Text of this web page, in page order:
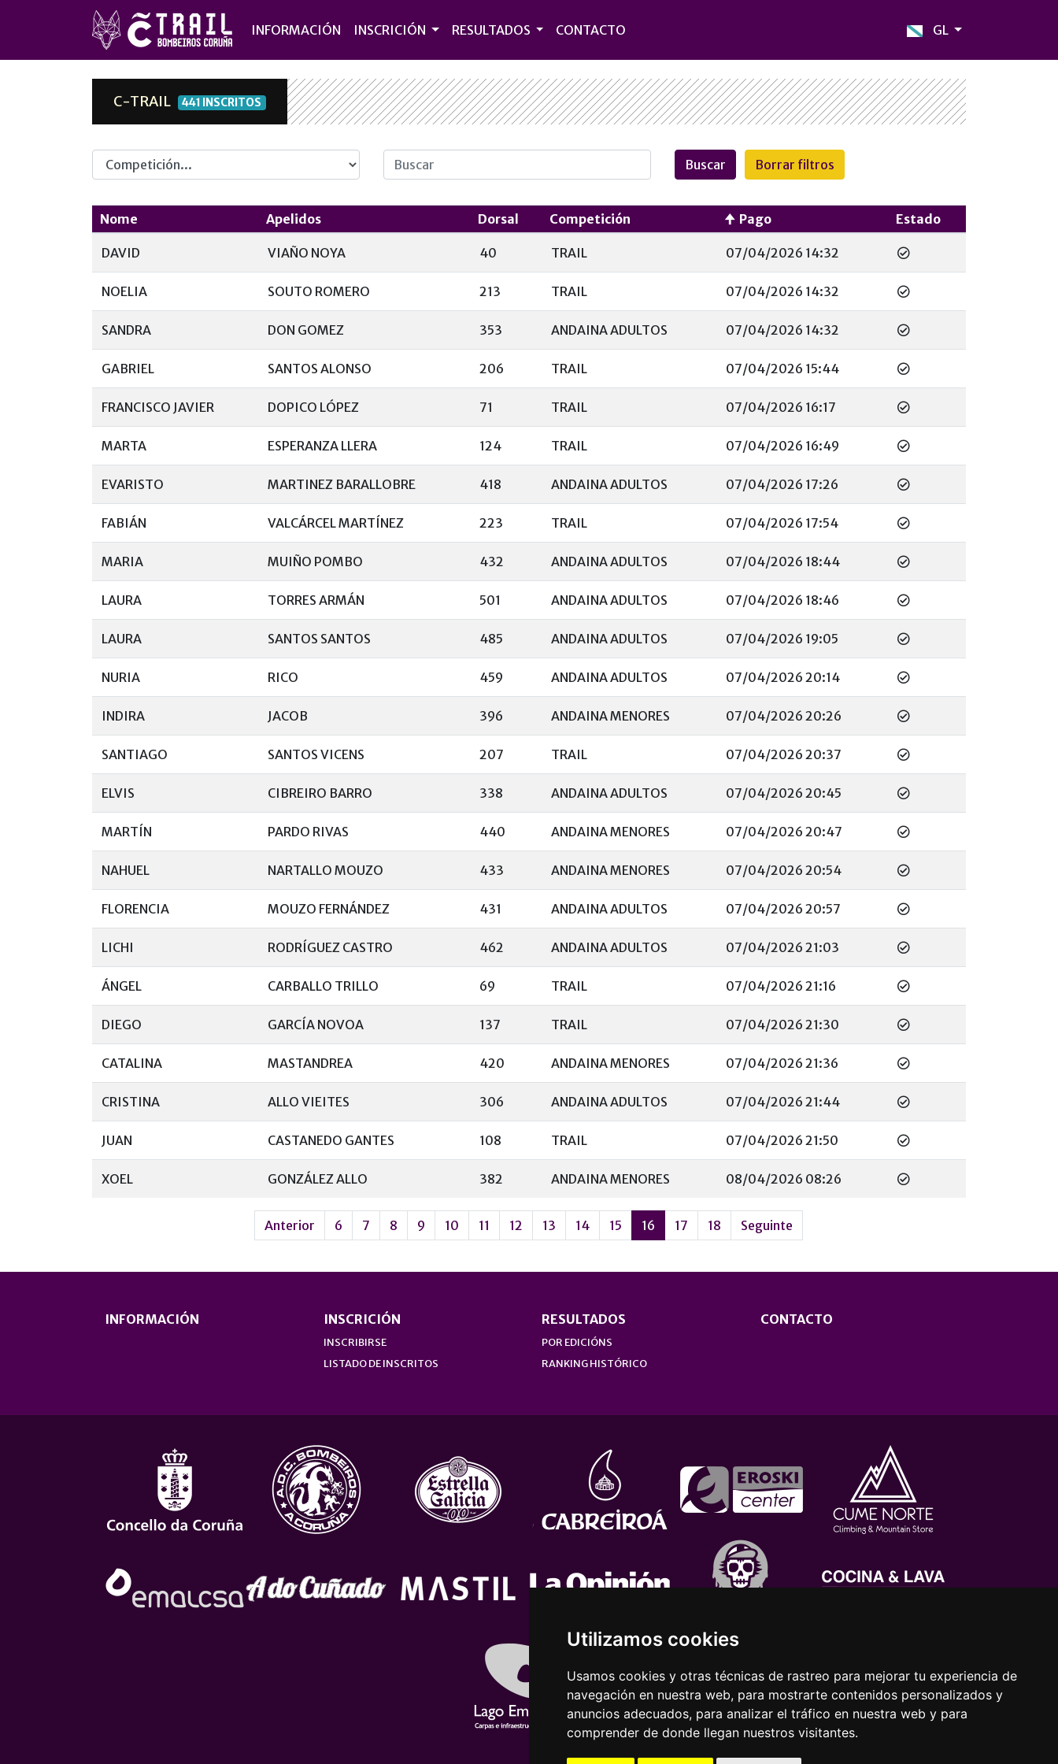
Utilizamos cookies
Usamos cookies y otras técnicas de rastreo para mejorar tu experiencia de
navegación en nuestra web, para mostrarte contenidos personalizados y
anuncios adecuados, para analizar el tráfico en nuestra web y para
comprender de donde llegan nuestros visitantes.
INFORMACIÓN INSCRICIÓN RESULTADOS CONTACTO GL
C-TRAIL 441 INSCRITOS
Competicion
Nome Apelidos Dorsal Competición Pago Estado
DAVID VIAÑO NOYA 40 TRAIL 07/04/2026 14:32
NOELIA SOUTO ROMERO 213 TRAIL 07/04/2026 14:32
SANDRA DON GOMEZ 353 ANDAINA ADULTOS 07/04/2026 14:32
GABRIEL SANTOS ALONSO 206 TRAIL 07/04/2026 15:44
FRANCISCO JAVIER DOPICO LÓPEZ 71 TRAIL 07/04/2026 16:17
MARTA ESPERANZA LLERA 124 TRAIL 07/04/2026 16:49
EVARISTO MARTINEZ BARALLOBRE 418 ANDAINA ADULTOS 07/04/2026 17:26
FABIÁN VALCÁRCEL MARTÍNEZ 223 TRAIL 07/04/2026 17:54
MARIA MUIÑO POMBO 432 ANDAINA ADULTOS 07/04/2026 18:44
LAURA TORRES ARMÁN 501 ANDAINA ADULTOS 07/04/2026 18:46
LAURA SANTOS SANTOS 485 ANDAINA ADULTOS 07/04/2026 19:05
NURIA RICO 459 ANDAINA ADULTOS 07/04/2026 20:14
INDIRA JACOB 396 ANDAINA MENORES 07/04/2026 20:26
SANTIAGO SANTOS VICENS 207 TRAIL 07/04/2026 20:37
ELVIS CIBREIRO BARRO 338 ANDAINA ADULTOS 07/04/2026 20:45
MARTÍN PARDO RIVAS 440 ANDAINA MENORES 07/04/2026 20:47
NAHUEL NARTALLO MOUZO 433 ANDAINA MENORES 07/04/2026 20:54
FLORENCIA MOUZO FERNÁNDEZ 431 ANDAINA ADULTOS 07/04/2026 20:57
LICHI RODRÍGUEZ CASTRO 462 ANDAINA ADULTOS 07/04/2026 21:03
ÁNGEL CARBALLO TRILLO 69 TRAIL 07/04/2026 21:16
DIEGO GARCÍA NOVOA 137 TRAIL 07/04/2026 21:30
CATALINA MASTANDREA 420 ANDAINA MENORES 07/04/2026 21:36
CRISTINA ALLO VIEITES 306 ANDAINA ADULTOS 07/04/2026 21:44
JUAN CASTANEDO GANTES 108 TRAIL 07/04/2026 21:50
XOEL GONZÁLEZ ALLO 382 ANDAINA MENORES 08/04/2026 08:26
Anterior 6 7 8 9 10 11 12 13 14 15 16 17 18 Seguinte
INFORMACIÓN INSCRICIÓN
INSCRIBIRSE
LISTADO DE INSCRITOS
RESULTADOS
POR EDICIÓNS
RANKING HISTÓRICO
CONTACTO